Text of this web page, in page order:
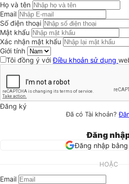
Họ và tên
Email
Số điện thoại
Mật khẩu
Xác nhận mật khẩu
Giới tính
Tôi đồng ý vớiĐiều khoản sử dụng
Đăng ký
Đã có Tài khoản?
Đăng
Đăng nhập bằng
HOẶC
Email